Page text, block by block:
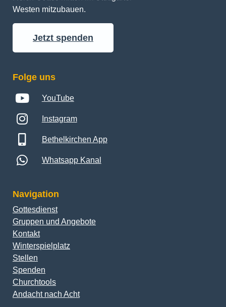
Westen mitzubauen.
Jetzt spenden
Folge uns
YouTube
Instagram
Bethelkirchen App
Whatsapp Kanal
Navigation
Gottesdienst
Gruppen und Angebote
Kontakt
Winterspielplatz
Stellen
Spenden
Churchtools
Andacht nach Acht